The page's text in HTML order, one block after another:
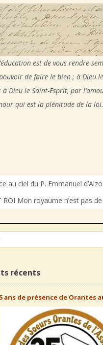
est de vous rendre
de faire le bien ; à Dieu
à Dieu le Saint-Esprit, par
qui est la plénitude de la
au ciel du P. Emmanuel
ROI Mon royaume n’est pas
récents
ans de présence de Orantes